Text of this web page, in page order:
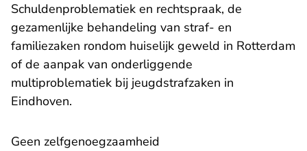
Schuldenproblematiek en rechtspraak, de
gezamenlijke behandeling van straf- en
familiezaken rondom huiselijk geweld in Rotterdam
of de aanpak van onderliggende
multiproblematiek bij jeugdstrafzaken in
Eindhoven.
Geen zelfgenoegzaamheid